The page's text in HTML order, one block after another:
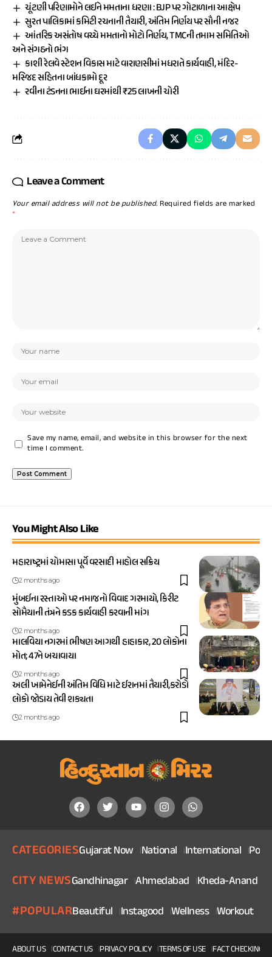
ચૂંટણી પરિણામોને લઈને મમતાના ધરણા : BJP પર ગોટાળાના આક્ષેપ
સુરત પાલિકામાં કમિટી રચનાની તૈયારી, અંતિમ નિર્ણય પર સૌની નજર
આંતરિક અસંતોષ વચ્ચે મમતાનો મોટો નિર્ણય, TMCની તમામ સમિતિઓ
અને સંગઠનો ભંગ
કાશી રેલવે સ્ટેશન વિકાસ માટે વારાણસીમાં મધરાતે કાર્યવાહી, મંદિર-
મસ્જિદ સહિતના બાંધકામો દૂર
રવીના ટંડનના ભાઈના ઘરમાંથી ₹25 લાખની ચોરી
Leave a Comment
Your email address will not be published. Required fields are marked
*
Save my name, email, and website in this browser for the next
time I comment.
You Might Also Like
મહારાષ્ટ્રમાં ચોમાસા પૂર્વે વરસાદી માહોલ સક્રિય
2 months ago
મુંબઈના રસ્તાઓ પર નમાજનો વિવાદ ગરમાયો, કિરીટ
સોમૈયાની તંત્રને કડક કાર્યવાહી કરવાની માંગ
2 months ago
માલવિયા નગરમાં ભીષણ આગથી હાહાકાર, 20 લોકોના
મોત; 47ને બચાવાયા
2 months ago
અલી ખામેનેઈની અંતિમ વિધિ માટે ઈરાનમાં તૈયારી,કરોડો
લોકો જોડાય તેવી શક્યતા
2 months ago
CATEGORIESGujarat Now National International
CITY NEWSGandhinagar Ahmedabad Kheda-Anand
#POPULARBeautiful Instagood Wellness Workout
ABOUT US CONTACT US PRIVACY POLICY TERMS OF USE FACT CHECKING